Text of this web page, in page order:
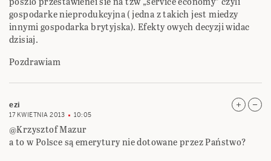
gospodarke nieprodukcyjna ( jedna z takich jest miedzy
innymi gospodarka brytyjska). Efekty owych decyzji widac
dzisiaj.
Pozdrawiam
ezi
17 KWIETNIA 2013 10:05
@Krzysztof Mazur
a to w Polsce są emerytury nie dotowane przez Państwo?